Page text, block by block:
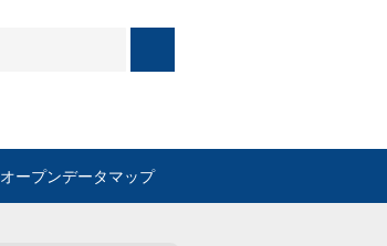
オープンデータマップ